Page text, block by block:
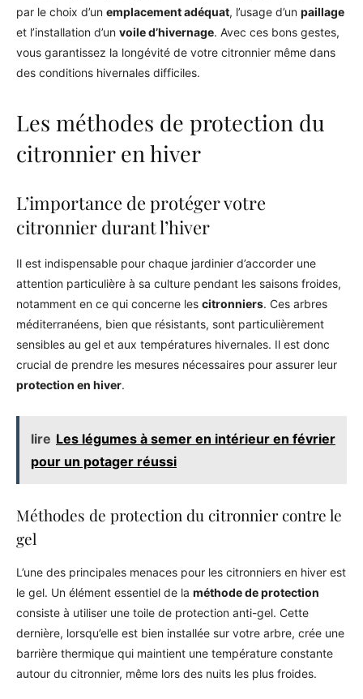
par le choix d’un emplacement adéquat, l’usage d’un paillage
et l’installation d’un voile d’hivernage. Avec ces bons gestes,
vous garantissez la longévité de votre citronnier même dans
des conditions hivernales difficiles.
Les méthodes de protection du
citronnier en hiver
L’importance de protéger votre
citronnier durant l’hiver
Il est indispensable pour chaque jardinier d’accorder une
attention particulière à sa culture pendant les saisons froides,
notamment en ce qui concerne les citronniers. Ces arbres
méditerranéens, bien que résistants, sont particulièrement
sensibles au gel et aux températures hivernales. Il est donc
crucial de prendre les mesures nécessaires pour assurer leur
protection en hiver.
lire Les légumes à semer en intérieur en février
pour un potager réussi
Méthodes de protection du citronnier contre le
gel
L’une des principales menaces pour les citronniers en hiver est
le gel. Un élément essentiel de la méthode de protection
consiste à utiliser une toile de protection anti-gel. Cette
dernière, lorsqu’elle est bien installée sur votre arbre, crée une
barrière thermique qui maintient une température constante
autour du citronnier, même lors des nuits les plus froides.